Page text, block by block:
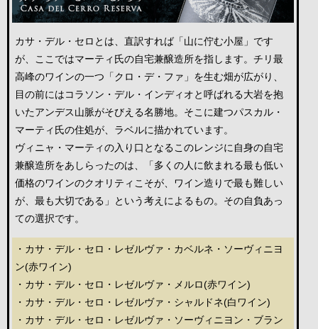
カサ・デル・セロとは、直訳すれば「山に佇む小屋」です
が、ここではマーティ氏の自宅兼醸造所を指します。チリ最
高峰のワインの一つ「クロ・デ・ファ」を生む畑が広がり、
目の前にはコラソン・デル・インディオと呼ばれる大岩を抱
いたアンデス山脈がそびえる名勝地。そこに建つパスカル・
マーティ氏の住処が、ラベルに描かれています。
ヴィニャ・マーティの入り口となるこのレンジに自身の自宅
兼醸造所をあしらったのは、「多くの人に飲まれる最も低い
価格のワインのクオリティこそが、ワイン造りで最も難しい
が、最も大切である」という考えによるもの。その自負あっ
ての選択です。
・カサ・デル・セロ・レゼルヴァ・カベルネ・ソーヴィニヨ
ン(赤ワイン)
・カサ・デル・セロ・レゼルヴァ・メルロ(赤ワイン)
・カサ・デル・セロ・レゼルヴァ・シャルドネ(白ワイン)
・カサ・デル・セロ・レゼルヴァ・ソーヴィニヨン・ブラン